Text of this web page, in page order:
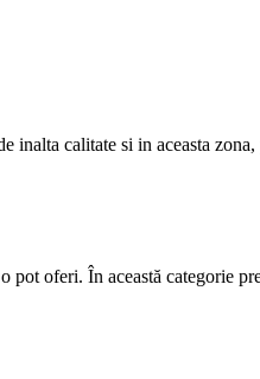
inalta calitate si in aceasta
pot oferi. În această categorie